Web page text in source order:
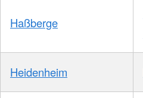
Haßberge
Heidenheim